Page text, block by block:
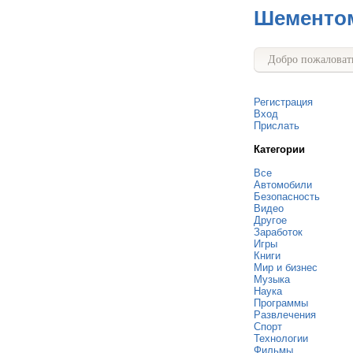
Добро
Регистрация
Вход
Прислать
Категории
Все
Автомобили
Безопасность
Видео
Другое
Заработок
Игры
Книги
Мир и бизнес
Музыка
Наука
Программы
Развлечения
Спорт
Технологии
Фильмы